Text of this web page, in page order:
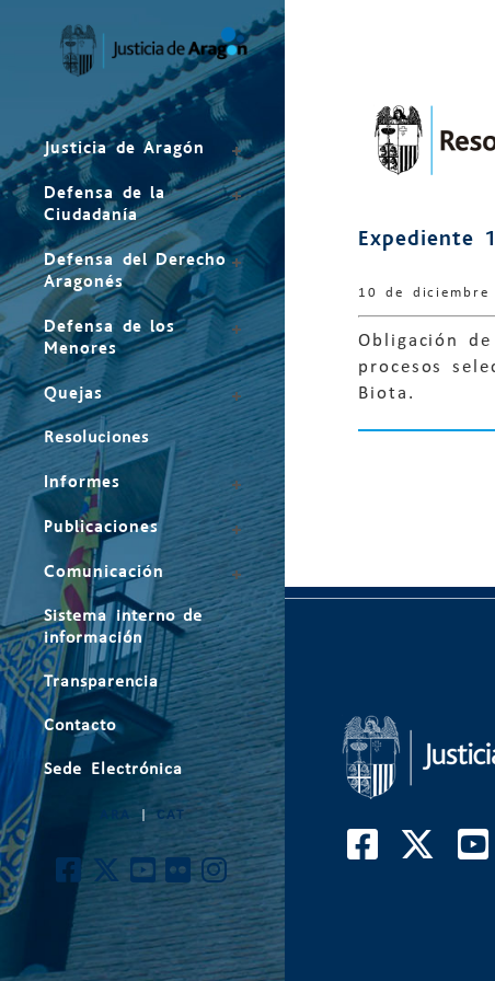
Justicia de Aragón
Defensa de la
Ciudadanía
Defensa del Derecho
Aragonés
Defensa de los
Menores
Quejas
Resoluciones
Informes
Publicaciones
Comunicación
Sistema interno de
información
Transparencia
Contacto
Sede Electrónica
|CAT
Expediente
10 de diciembre
Obligación
procesos
Biota.